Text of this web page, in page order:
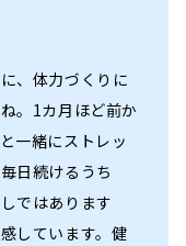
、体力づくりに
。1カ月ほど前か
一緒にストレッ
日続けるうち
ではあります
しています。健